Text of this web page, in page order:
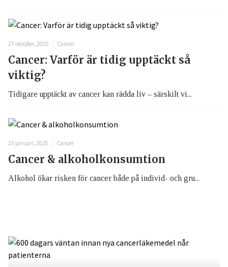
27 oktober, 2025 Cancer
Cancer: Varför är tidig upptäckt så
viktig?
Tidigare upptäckt av cancer kan rädda liv – särskilt vi...
23 januari, 2025 Cancer
Cancer & alkoholkonsumtion
Alkohol ökar risken för cancer både på individ- och gru...